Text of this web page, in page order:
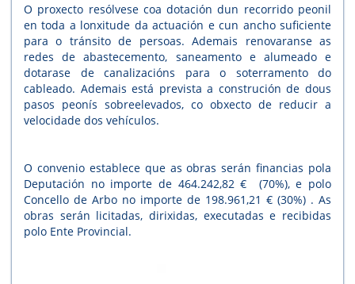
O proxecto resólvese coa dotación dun recorrido peonil
en toda a lonxitude da actuación e cun ancho suficiente
para o tránsito de persoas. Ademais renovaranse as
redes de abastecemento, saneamento e alumeado e
dotarase de canalizacións para o soterramento do
cableado. Ademais está prevista a construción de dous
pasos peonís sobreelevados, co obxecto de reducir a
velocidade dos vehículos.
O convenio establece que as obras serán financias pola
Deputación no importe de 464.242,82 € (70%), e polo
Concello de Arbo no importe de 198.961,21 € (30%) . As
obras serán licitadas, dirixidas, executadas e recibidas
polo Ente Provincial.